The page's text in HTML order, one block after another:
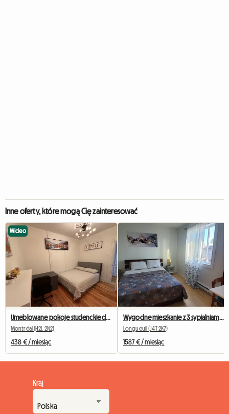
Inne oferty, które mogą Cię zainteresować
Wideo
Montréal (H2L 2N2)
438 € / miesiąc
Wygodne mieszkanie z 3 sypialniami w Longueuil (Saint-Hubert)
Longueuil (J4T 2K7)
1587 € / miesiąc
Kraj